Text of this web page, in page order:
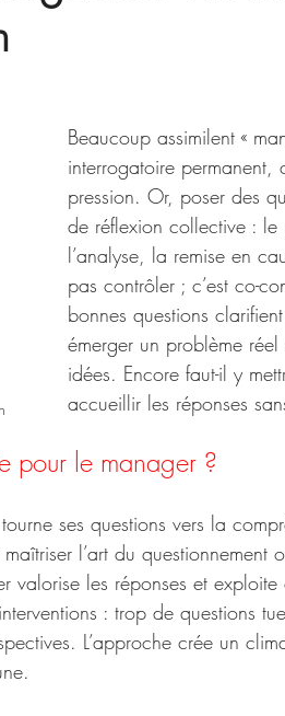
de projet
Beaucoup assimilent «
interrogatoire permanent,
pression. Or, poser des
de réflexion collective : le
l’analyse, la remise en
pas contrôler ; c’est co-
bonnes questions
émerger un problème
idées. Encore faut-il y
accueillir les réponses
pour le manager ?
ses questions vers la
l’art du questionnement
valorise les réponses et
: trop de questions
L’approche crée un